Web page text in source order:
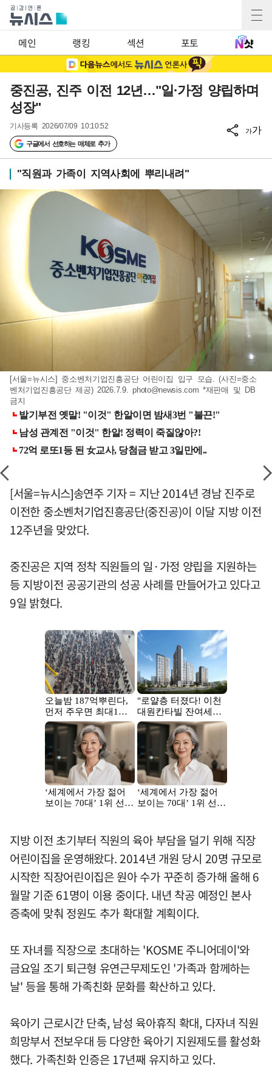
메인 랭킹 섹션 포토
중진공, 진주 이전 12년…"일·가정 양립하며
성장"
기사등록 2026/07/09 10:10:52
구글에서 선호하는 매체로 추가
가가
"직원과 가족이 지역사회에 뿌리내려"
[서울=뉴시스] 중소벤처기업진흥공단 어린이집 입구 모습. (사진=중소
벤처기업진흥공단 제공) 2026.7.9.photo@newsis.com *재판매 및 DB
금지
[서울=뉴시스]송연주 기자 = 지난 2014년 경남 진주로
이전한 중소벤처기업진흥공단(중진공)이 이달 지방 이전
12주년을 맞았다.
중진공은 지역 정착 직원들의 일·가정 양립을 지원하는
등 지방이전 공공기관의 성공 사례를 만들어가고 있다고
9일 밝혔다.
지방 이전 초기부터 직원의 육아 부담을 덜기 위해 직장
어린이집을 운영해왔다. 2014년 개원 당시 20명 규모로
시작한 직장어린이집은 원아 수가 꾸준히 증가해 올해 6
월말 기준 61명이 이용 중이다. 내년 착공 예정인 본사
증축에 맞춰 정원도 추가 확대할 계획이다.
또 자녀를 직장으로 초대하는 'KOSME 주니어데이'와
금요일 조기 퇴근형 유연근무제도인 '가족과 함께하는
날' 등을 통해 가족친화 문화를 확산하고 있다.
육아기 근로시간 단축, 남성 육아휴직 확대, 다자녀 직원
희망부서 전보우대 등 다양한 육아기 지원제도를 활성화
했다. 가족친화 인증은 17년째 유지하고 있다.